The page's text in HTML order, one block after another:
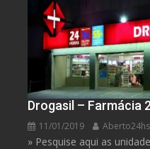
Drogasil – Farmácia
11/01/2019 Aberto24hs
» Pesquise aqui as